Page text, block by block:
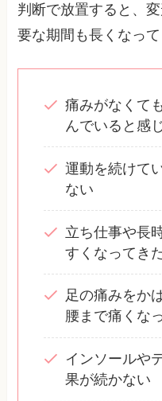
判断で放置すると、
要な期間も長くなって
痛みがなくて
んでいると感
運動を続けて
ない
立ち仕事や長
すくなってき
足の痛みをか
腰まで痛くな
インソールや
果が続かない